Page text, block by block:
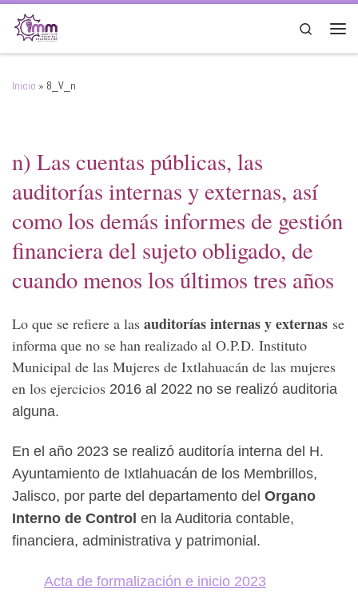
Saltar al contenido
Search
Inicio » 8_V_n
n) Las cuentas públicas, las
auditorías internas y externas, así
como los demás informes de gestión
financiera del sujeto obligado, de
cuando menos los últimos tres años
Lo que se refiere a las auditorías internas y externas se
informa que no se han realizado al O.P.D. Instituto
Municipal de las Mujeres de Ixtlahuacán de las mujeres
en los ejercicios 2016 al 2022 no se realizó auditoria
alguna.
En el año 2023 se realizó auditoría interna del H.
Ayuntamiento de Ixtlahuacán de los Membrillos,
Jalisco, por parte del departamento del Organo
Interno de Control en la Auditoria contable,
financiera, administrativa y patrimonial.
Acta de formalización e inicio 2023